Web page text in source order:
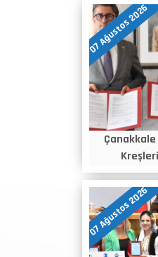
07 Ağustos 2026
07 Ağustos 2026